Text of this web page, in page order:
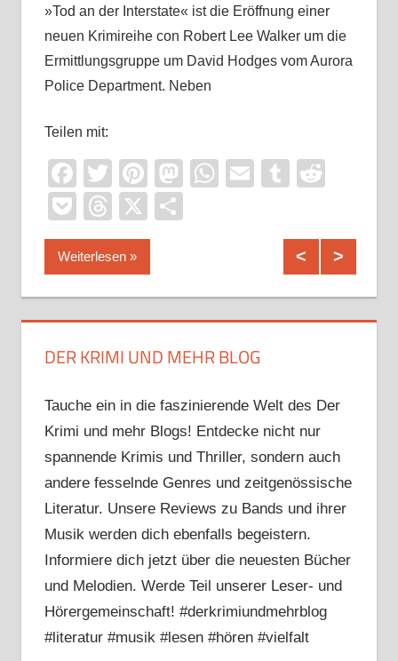
Reddit
»Tod an der Interstate« ist die Eröffnung einer
neuen Krimireihe con Robert Lee Walker um die
Ermittlungsgruppe um David Hodges vom Aurora
Police Department. Neben
Teilen mit:
Facebook
TwitterPinterest
Mastodon
WhatsApp
EmailTumblr
PocketThreads
X
Weiterlesen
DER KRIMI UND MEHR BLOG
Tauche ein in die faszinierende Welt des Der
Krimi und mehr Blogs! Entdecke nicht nur
spannende Krimis und Thriller, sondern auch
andere fesselnde Genres und zeitgenössische
Literatur. Unsere Reviews zu Bands und ihrer
Musik werden dich ebenfalls begeistern.
Informiere dich jetzt über die neuesten Bücher
und Melodien. Werde Teil unserer Leser- und
Hörergemeinschaft! #derkrimiundmehrblog
#literatur #musik #lesen #hören #vielfalt